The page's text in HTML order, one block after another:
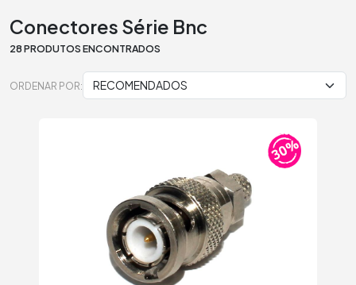
Conectores Série Bnc
28 PRODUTOS ENCONTRADOS
ORDENAR POR: